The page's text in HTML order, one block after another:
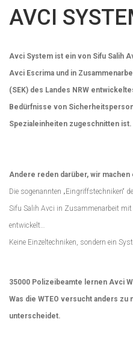
AVCI
Avci System ist ein von Sifu Salih
Avci Escrima und in
(SEK) des Landes NRW
Bedürfnisse von
Spezialeinheiten zugeschnitten ist.
Andere reden darüber, wir machen
Die sogenannten „Eingriffstechniken“
Sifu Salih Avci in Zusammenarbeit mit
entwickelt…
Keine Einzeltechniken, sondern ein
35000 Polizeibeamte lernen Avci
Was die WTEO versucht anders zu
unterscheidet.